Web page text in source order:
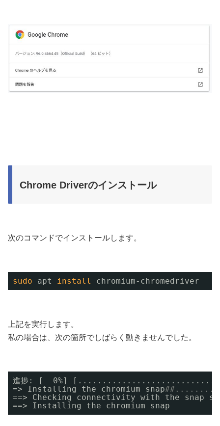
Chrome Driverのインストール
次のコマンドでインストールします。
sudo apt install chromium-chromedriver
上記を実行します。
私の場合は、次の箇所でしばらく動きませんでした。
進捗: [  0%]
=> Installing the chromium snap
==> Checking connectivity with the snap
==> Installing the chromium snap